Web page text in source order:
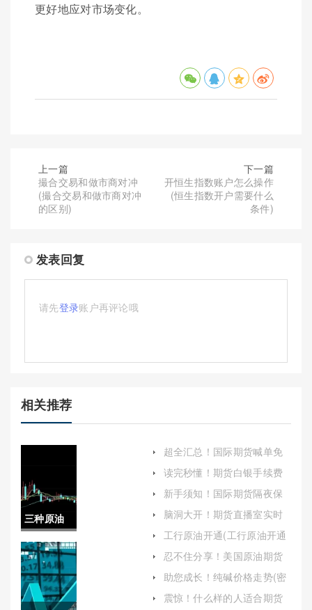
更好地应对市场变化。
上一篇
撮合交易和做市商对冲
(撮合交易和做市商对冲
的区别)
下一篇
开恒生指数账户怎么操作
(恒生指数开户需要什么
条件)
发表回复
请先登录账户再评论哦
相关推荐
三种原油
产地(三种
原油产地
是哪里)
超全汇总！国际期货喊单免
费直播室(期货直播室免费喊
单)
读完秒懂！期货白银手续费
多少(白银期货手续费多少)
新手须知！国际期货隔夜保
证金(期货保证金当天交易过
可以转出吗)
脑洞大开！期货直播室实时
喊单(24小时期货直播室)
工行原油开通(工行原油开通
怎么开通)
忍不住分享！美国原油期货
的手续费（帮助投资者更好
地进行交易决策）
助您成长！纯碱价格走势(密
切关注市场动态)
震惊！什么样的人适合期货